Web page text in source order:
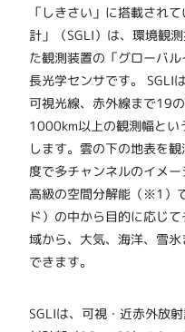
「しきさい」に搭載され
計」（SGLI）は、環境観
た観測装置の「グローバ
長光学センサです。 SGLI
可視光線、赤外線まで19
1000km以上の観測幅とい
します。雲の下の地表を
度で多チャンネルのイメ
高級の空間分解能（※1）
ド）の中から目的に応じ
域から、大気、海洋、雪
できます。
SGLIは、可視・近赤外放